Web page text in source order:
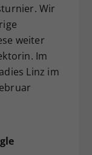
Wir
weiter
Im
Linz im